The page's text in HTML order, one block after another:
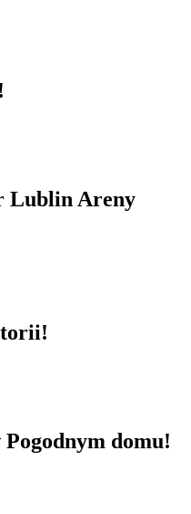
Lublin Areny
domu!